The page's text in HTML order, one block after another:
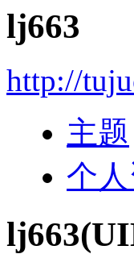
lj663
http://
主题
个
lj663